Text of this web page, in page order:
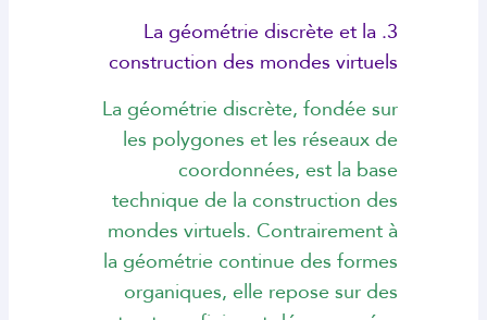
3. La géométrie discrète et la
construction des mondes virtuels
La géométrie discrète, fondée sur
les polygones et les réseaux de
coordonnées, est la base
technique de la construction des
mondes virtuels. Contrairement à
la géométrie continue des formes
organiques, elle repose sur des